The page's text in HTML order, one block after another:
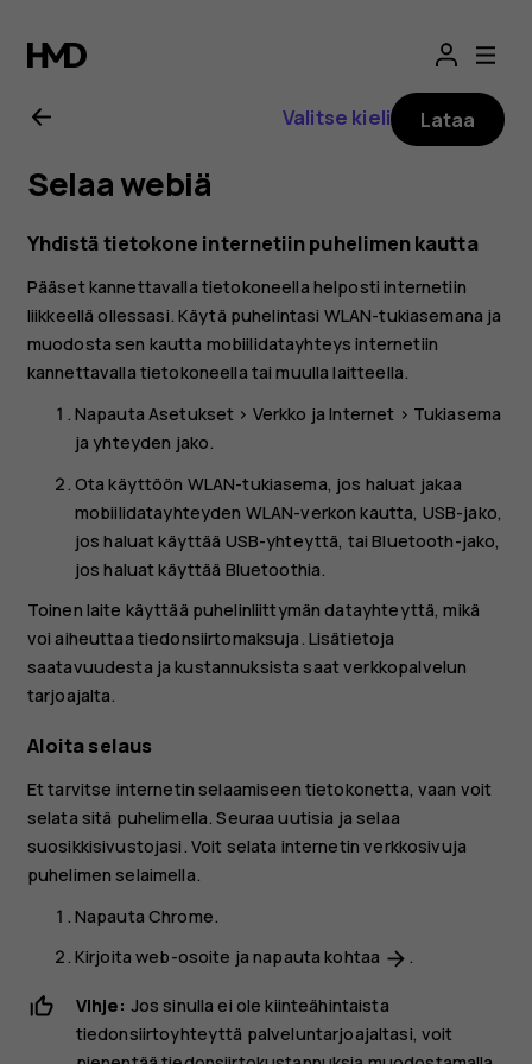
Nokia
2.1
käyttöopas
Valitse kieli Lataa
Selaa webiä
Yhdistä tietokone internetiin puhelimen kautta
Pääset kannettavalla tietokoneella helposti internetiin
liikkeellä ollessasi. Käytä puhelintasi WLAN-tukiasemana ja
muodosta sen kautta mobiilidatayhteys internetiin
kannettavalla tietokoneella tai muulla laitteella.
Napauta Asetukset > Verkko ja Internet > Tukiasema
ja yhteyden jako.
Ota käyttöön WLAN-tukiasema, jos haluat jakaa
mobiilidatayhteyden WLAN-verkon kautta, USB-jako,
jos haluat käyttää USB-yhteyttä, taiBluetooth-jako,
jos haluat käyttää Bluetoothia.
Toinen laite käyttää puhelinliittymän datayhteyttä, mikä
voi aiheuttaa tiedonsiirtomaksuja. Lisätietoja
saatavuudesta ja kustannuksista saat verkkopalvelun
tarjoajalta.
Aloita selaus
Et tarvitse internetin selaamiseen tietokonetta, vaan voit
selata sitä puhelimella. Seuraa uutisia ja selaa
suosikkisivustojasi. Voit selata internetin verkkosivuja
puhelimen selaimella.
NapautaChrome.
Kirjoita web-osoite ja napauta kohtaa arrow_forward .
Vihje: Jos sinulla ei ole kiinteähintaista
tiedonsiirtoyhteyttä palveluntarjoajaltasi, voit